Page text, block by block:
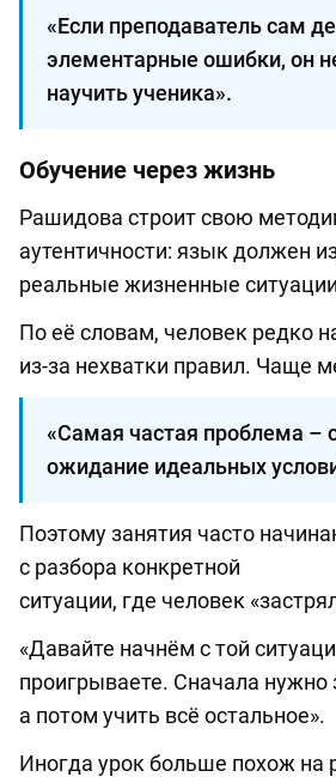
«Если преподаватель сам
элементарные ошибки, он
научить ученика».
Обучение через жизнь
Рашидова строит свою
аутентичности: язык должен
реальные жизненные
По её словам, человек редко
из-за нехватки правил. Чаще
«Самая частая проблема –
ожидание идеальных
Поэтому занятия часто
с разбора конкретной
ситуации, где человек
«Давайте начнём с той
проигрываете. Сначала нужно
а потом учить всё остальное».
Иногда урок больше похож на